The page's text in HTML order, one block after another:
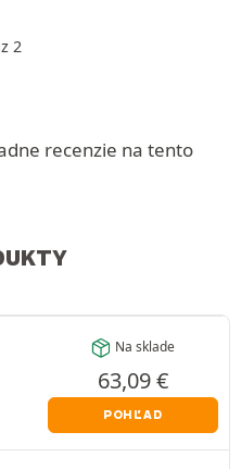
2
recenzie na tento
Na sklade
63,09€
POHĽAD